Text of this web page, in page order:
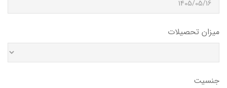
میزان تحصیلات
جنسیت